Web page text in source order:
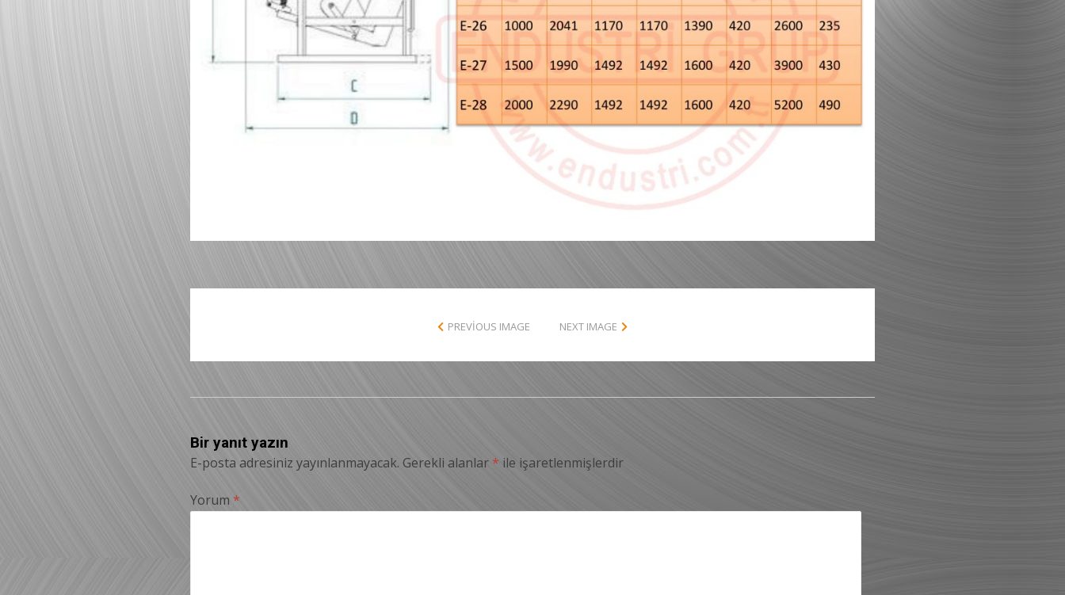
PREVIOUS IMAGE NEXT IMAGE
Bir yanıt yazın
E-posta adresiniz yayınlanmayacak. Gerekli alanlar * ile işaretlenmişlerdir
Yorum *